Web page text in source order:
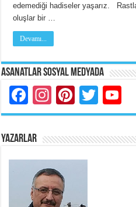
edemediği hadiseler yaşarız.
oluşlar bir …
Devamı...
Asanatlar Sosyal Medyada
Facebook
Instagram
YAZARLAR